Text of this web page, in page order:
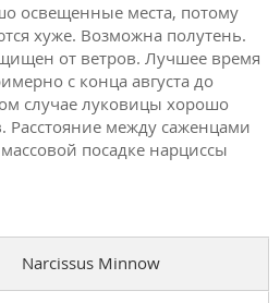
освещенные места, потому
хуже. Возможна полутень.
от ветров. Лучшее время
с конца августа до
случае луковицы хорошо
Расстояние между саженцами
посадке нарциссы
Narcissus Minnow